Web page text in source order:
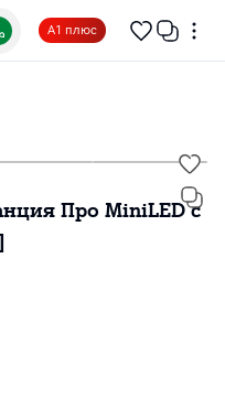
А1 плюс
Про MiniLED с